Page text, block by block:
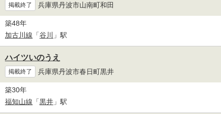
掲載終了 兵庫県丹波市山南町和田
築48年
加古川線 「谷川 」駅
ハイツいのうえ
掲載終了 兵庫県丹波市春日町黒井
築30年
福知山線 「黒井 」駅